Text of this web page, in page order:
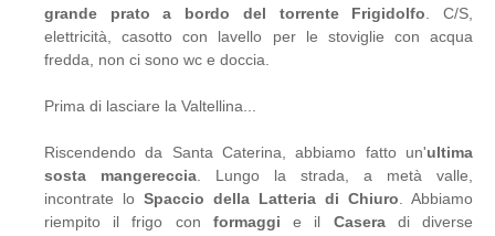
grande prato a bordo del torrente Frigidolfo . C/S,
elettricità, casotto con lavello per le stoviglie con acqua
fredda, non ci sono wc e doccia.
Prima di lasciare la Valtellina...
Riscendendo da Santa Caterina, abbiamo fatto un'ultima
sosta mangereccia . Lungo la strada, a metà valle,
incontrate lo Spaccio della Latteria di Chiuro . Abbiamo
riempito il frigo con formaggi e il Caseradi diverse